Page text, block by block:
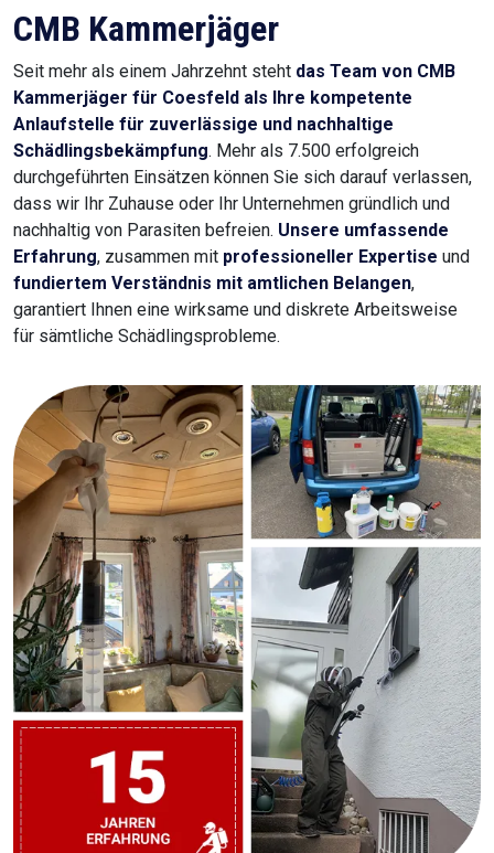
CMB Kammerjäger
Seit mehr als einem Jahrzehnt steht das Team von CMB
Kammerjäger für Coesfeld als Ihre kompetente
Anlaufstelle für zuverlässige und nachhaltige
Schädlingsbekämpfung. Mehr als 7.500 erfolgreich
durchgeführten Einsätzen können Sie sich darauf verlassen,
dass wir Ihr Zuhause oder Ihr Unternehmen gründlich und
nachhaltig von Parasiten befreien. Unsere umfassende
Erfahrung, zusammen mit professioneller Expertise und
fundiertem Verständnis mit amtlichen Belangen,
garantiert Ihnen eine wirksame und diskrete Arbeitsweise
für sämtliche Schädlingsprobleme.